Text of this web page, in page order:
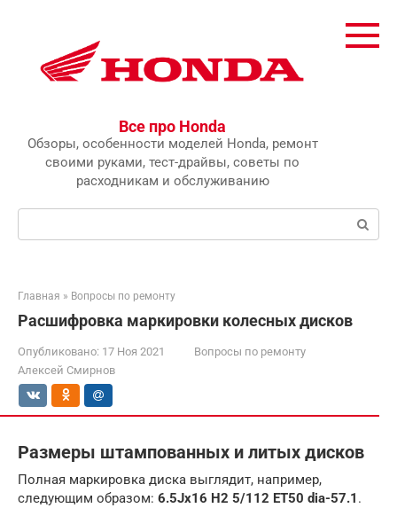
Все про Honda
Обзоры, особенности моделей Honda, ремонт
своими руками, тест-драйвы, советы по
расходникам и обслуживанию
Главная » Вопросы по ремонту
Расшифровка маркировки колесных дисков
Опубликовано: 17 Ноя 2021
Вопросы по ремонту
Алексей Смирнов
Размеры штампованных и литых дисков
Полная маркировка диска выглядит, например,
следующим образом: 6.5Jx16 H2 5/112 ET50 dia-57.1 .